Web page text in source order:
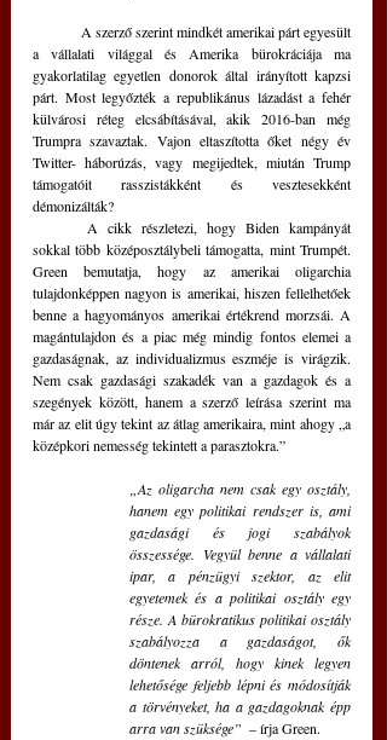
a vállalati világgal és Amerika bürokráciája ma
gyakorlatilag egyetlen donorok által irányított kapzsi
párt. Most legyőzték a republikánus lázadást a fehér
külvárosi réteg elcsábításával, akik 2016-ban még
Trumpra szavaztak. Vajon eltaszította őket négy év
Twitter- háborúzás, vagy megijedtek, miután Trump
támogatóit rasszistákként és vesztesekként
démonizálták?
sokkal több középosztálybeli támogatta, mint Trumpét.
Green bemutatja, hogy az amerikai oligarchia
tulajdonképpen nagyon is amerikai, hiszen fellelhetőek
benne a hagyományos amerikai értékrend morzsái. A
magántulajdon és a piac még mindig fontos elemei a
gazdaságnak, az individualizmus eszméje is virágzik.
Nem csak gazdasági szakadék van a gazdagok és a
szegények között, hanem a szerző leírása szerint ma
már az elit úgy tekint az átlag amerikaira, mint ahogy „a
középkori nemesség tekintett a parasztokra.”
„Az oligarcha nem csak egy osztály,
hanem egy politikai rendszer is, ami
gazdasági és jogi szabályok
összessége. Vegyül benne a vállalati
ipar, a pénzügyi szektor, az elit
egyetemek és a politikai osztály egy
része. A bürokratikus politikai osztály
szabályozza a gazdaságot, ők
döntenek arról, hogy kinek legyen
lehetősége feljebb lépni és módosítják
a törvényeket, ha a gazdagoknak épp
arra van szüksége”
  – írja Green.